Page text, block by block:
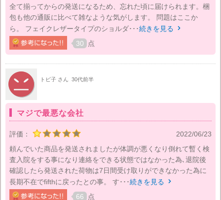
全て揃ってからの発送になるため、忘れた頃に届けられます。梱
包も他の通販に比べて雑なような気がします。 問題はここか
ら。 フェイクレザータイプのショルダ･･･続きを見る 
30 点
トビ子 さん 30代前半
マジで最悪な会社
評価：
2022/06/23
頼んでいた商品を発送されましたが体調が悪くなり倒れて暫く検
査入院をする事になり連絡をできる状態ではなかった為､退院後
確認したら発送された荷物は7日間受け取りができなかった為に
長期不在でfifthに戻ったとの事。 す･･･続きを見る 
66 点